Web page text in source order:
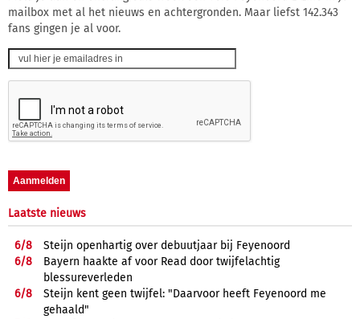
mailbox met al het nieuws en achtergronden. Maar liefst 142.343
fans gingen je al voor.
Laatste nieuws
6/8
Steijn openhartig over debuutjaar bij Feyenoord
6/8
Bayern haakte af voor Read door twijfelachtig
blessureverleden
6/8
Steijn kent geen twijfel: "Daarvoor heeft Feyenoord me
gehaald"